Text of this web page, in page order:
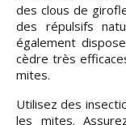
des clous de
des répulsifs
également
cèdre très
mites.
Utilisez des
les mites.